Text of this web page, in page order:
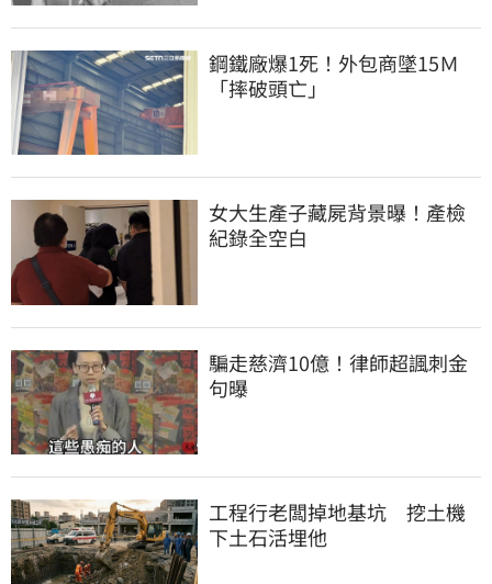
鋼鐵廠爆1死！外包商墜15Ｍ
「摔破頭亡」
女大生產子藏屍背景曝！產檢
紀錄全空白
騙走慈濟10億！律師超諷刺金
句曝
工程行老闆掉地基坑　挖土機
下土石活埋他